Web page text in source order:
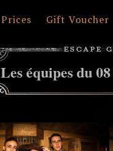
Prices Gift Voucher
Les équipes du